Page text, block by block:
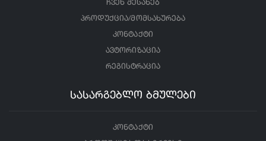
ჩვენ შესახებ
პროდუქცია/მომსახურება
კონტაქტი
ავტორიზაცია
რეგისტრაცია
სასარგებლო ბმულები
კონტაქტი